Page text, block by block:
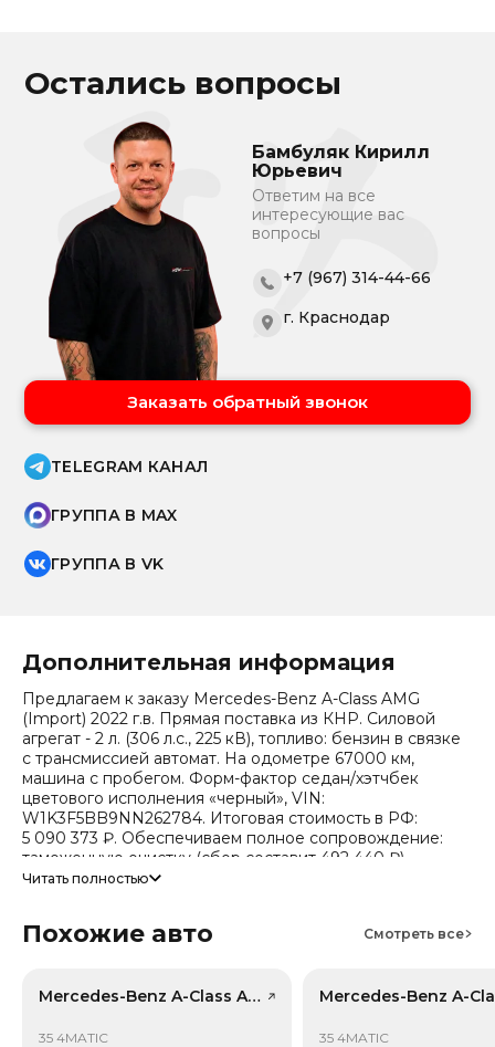
Остались вопросы
Бамбуляк Кирилл
Юрьевич
Ответим на все
интересующие вас
вопросы
+7 (967) 314-44-66
г. Краснодар
Заказать обратный звонок
TELEGRAM КАНАЛ
ГРУППА В MAX
ГРУППА В VK
Дополнительная информация
Предлагаем к заказу Mercedes-Benz A-Class AMG
(Import) 2022 г.в. Прямая поставка из КНР. Силовой
агрегат - 2 л. (306 л.с., 225 кВ), топливо: бензин в связке
с трансмиссией автомат. На одометре 67000 км,
машина с пробегом. Форм-фактор седан/хэтчбек
цветового исполнения «черный», VIN:
W1K3F5BB9NN262784. Итоговая стоимость в РФ:
5 090 373 ₽. Обеспечиваем полное сопровождение:
таможенную очистку (сбор составит 492 440 ₽),
безопасную доставку и получение всех документов.
уточняйте при обращении. Гарантируем полную
рынка (che): текущая цена в КНР 2 130 553 ₽, прогноз на
Примечание: прогноз актуален для внутреннего рынка
Читать полностью
Похожие авто Смотреть все
Mercedes-Benz A-Class AMG (Import), лот 59034045
35 4MATIC
35 4MATIC